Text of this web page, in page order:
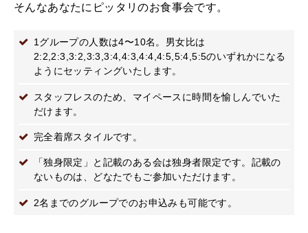
そんなあなたにピッタリのお食事会です。
1グループの人数は4〜10名。男女比は
2:2,2:3,3:2,3:3,3:4,4:3,4:4,4:5,5:4,5:5のいずれかになる
ようにセッティングいたします。
スタッフレスのため、マイペースに時間を愉しんでいた
だけます。
完全着席スタイルです。
「独身限定」と記載のある会は独身者限定です。記載の
ないものは、どなたでもご参加いただけます。
2名までのグループでのお申込みも可能です。